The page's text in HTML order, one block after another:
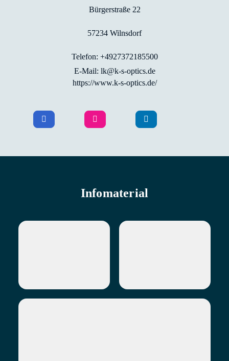
Bürgerstraße 22
57234 Wilnsdorf
Telefon: +4927372185500
E-Mail: lk@k-s-optics.de
https://www.k-s-optics.de/
Infomaterial